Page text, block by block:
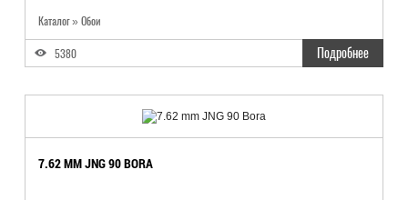
Каталог» Обои
5380 Подробнее
7.62 MM JNG 90 BORA